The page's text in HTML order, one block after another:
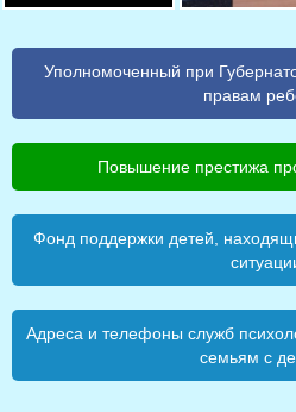
Уполномоченный при
правам
Повышение престижа
Фонд поддержки детей,
Адреса и телефоны служб
семьям с